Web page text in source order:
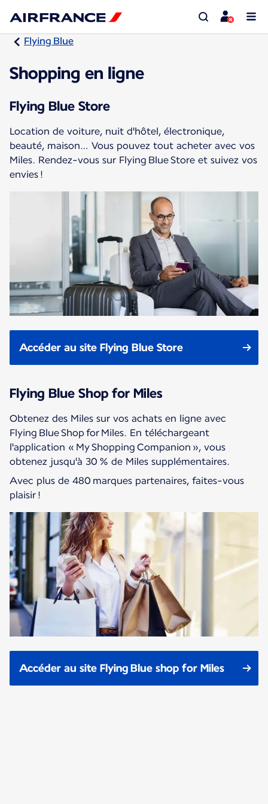
Flying Blue
Shopping en ligne
Flying Blue Store
Location de voiture, nuit d'hôtel, électronique,
beauté, maison… Vous pouvez tout acheter avec vos
Miles. Rendez-vous sur Flying Blue Store et suivez vos
envies !
Accéder au site Flying Blue Store
Flying Blue Shop for Miles
Obtenez des Miles sur vos achats en ligne avec
Flying Blue Shop for Miles. En téléchargeant
l'application « My Shopping Companion », vous
obtenez jusqu'à 30 % de Miles supplémentaires.
Avec plus de 480 marques partenaires, faites-vous
plaisir !
Accéder au site Flying Blue shop for Miles